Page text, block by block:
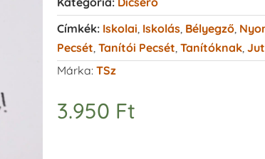
Címkék: Iskolai Iskolás, Bélyegző,
Pecsét Tanítói Pecsét Tanítóknak,
Márka: TSz
3.950 Ft